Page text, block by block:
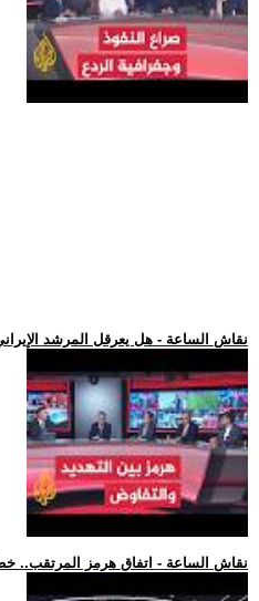
.. نقاش الساعة - هل يعرقل المرشد الإيراني
.. نقاش الساعة - اتفاق هرمز المرتقب..